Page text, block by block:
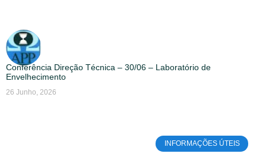
Conferência Direção Técnica – 30/06 – Laboratório de
Envelhecimento
26 Junho, 2026
INFORMAÇÕES ÚTEIS